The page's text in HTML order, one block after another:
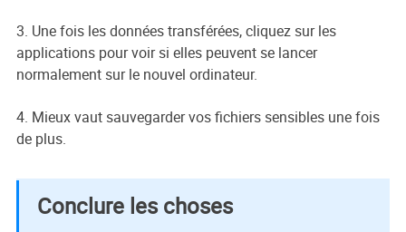
3. Une fois les données transférées, cliquez sur les
applications pour voir si elles peuvent se lancer
normalement sur le nouvel ordinateur.
4. Mieux vaut sauvegarder vos fichiers sensibles une fois
de plus.
Conclure les choses